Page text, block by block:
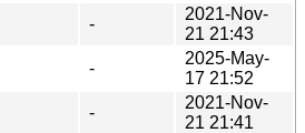
-
2021-Nov-
21 21:43
-
2025-May-
17 21:52
-
2021-Nov-
21 21:41